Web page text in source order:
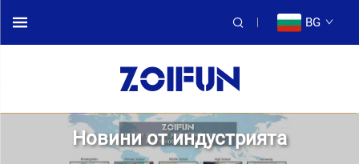
BG
Новини от индустрията